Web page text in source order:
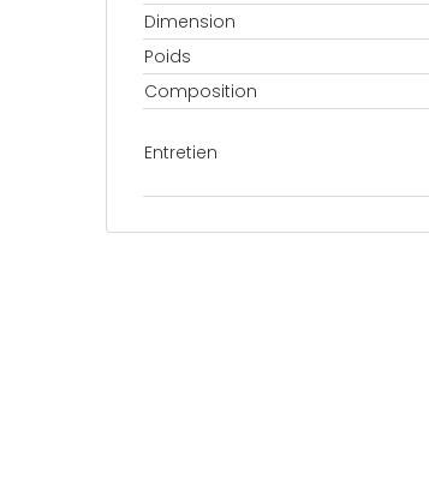
Dimension
Poids
Composition
Entretien